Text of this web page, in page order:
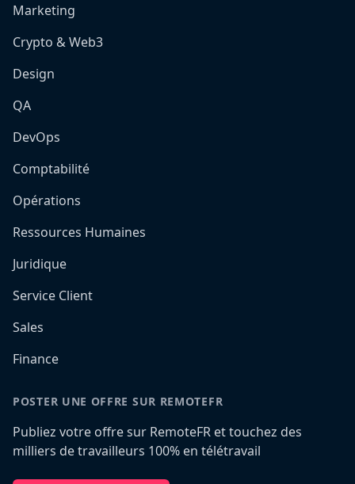
Marketing
Crypto & Web3
Design
QA
DevOps
Comptabilité
Opérations
Ressources Humaines
Juridique
Service Client
Sales
Finance
POSTER UNE OFFRE SUR REMOTEFR
Publiez votre offre sur RemoteFR et touchez des
milliers de travailleurs 100% en télétravail